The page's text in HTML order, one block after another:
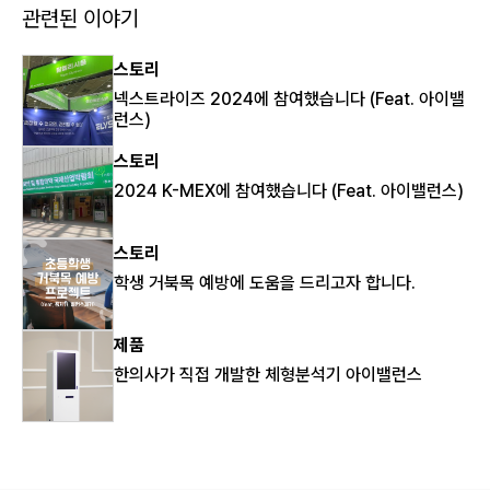
관련된 이야기
스토리
넥스트라이즈 2024에 참여했습니다 (Feat. 아이밸
런스)
스토리
2024 K-MEX에 참여했습니다 (Feat. 아이밸런스)
스토리
학생 거북목 예방에 도움을 드리고자 합니다.
제품
한의사가 직접 개발한 체형분석기 아이밸런스